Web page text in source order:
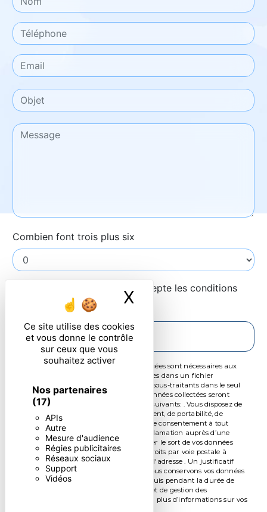
Ce site utilise des cookies
et vous donne le contrôle
sur ceux que vous
souhaitez activer
Nos partenaires
(17)
APIs
Autre
Mesure d'audience
Régies publicitaires
Réseaux sociaux
Support
Vidéos
X Masquer le
Combien font trois plus six
En cochant cette case, j'accepte les conditions
particulières ci-dessous **
ENVOYER
** Les données personnelles communiquées sont nécessaires aux
fins de vous contacter et sont enregistrées dans un fichier
informatisé. Elles sont destinées à et ses sous-traitants dans le seul
but de répondre à votre message. Les données collectées seront
communiquées aux seuls destinataires suivants: . Vous disposez de
droits d’accès, de rectification, d’effacement, de portabilité, de
limitation, d’opposition, de retrait de votre consentement à tout
moment et du droit d’introduire une réclamation auprès d’une
autorité de contrôle, ainsi que d’organiser le sort de vos données
post-mortem. Vous pouvez exercer ces droits par voie postale à
l'adresse ou par courrier électronique à l'adresse . Un justificatif
d'identité pourra vous être demandé. Nous conservons vos données
pendant la période de prise de contact puis pendant la durée de
prescription légale aux fins probatoires et de gestion des
contentieux. Consultez le site cnil.fr pour plus d’informations sur vos